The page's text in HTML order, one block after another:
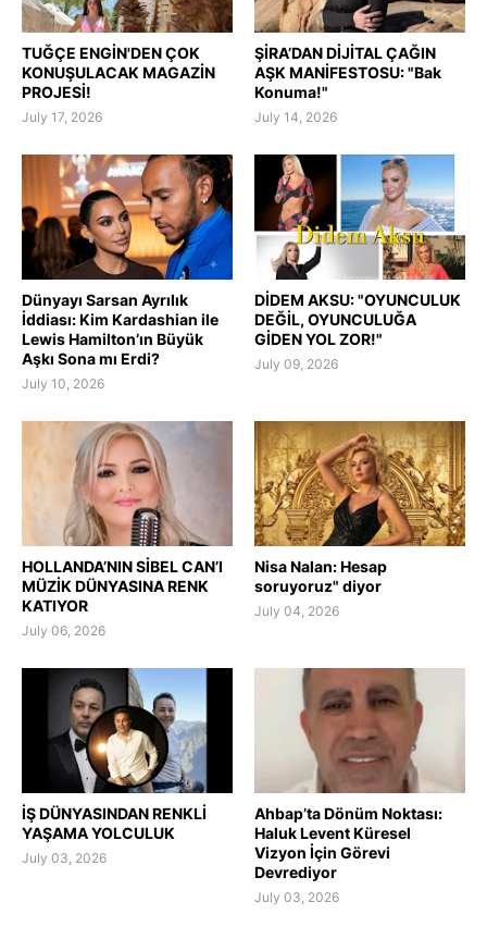
TUĞÇE ENGİN'DEN ÇOK
KONUŞULACAK MAGAZİN
PROJESİ!
July 17, 2026
ŞİRA’DAN DİJİTAL ÇAĞIN
AŞK MANİFESTOSU: "Bak
Konuma!"
July 14, 2026
Dünyayı Sarsan Ayrılık
İddiası: Kim Kardashian ile
Lewis Hamilton’ın Büyük
Aşkı Sona mı Erdi?
July 10, 2026
DİDEM AKSU: "OYUNCULUK
DEĞİL, OYUNCULUĞA
GİDEN YOL ZOR!"
July 09, 2026
HOLLANDA’NIN SİBEL CAN’I
MÜZİK DÜNYASINA RENK
KATIYOR
July 06, 2026
Nisa Nalan: Hesap
soruyoruz" diyor
July 04, 2026
İŞ DÜNYASINDAN RENKLİ
YAŞAMA YOLCULUK
July 03, 2026
Ahbap’ta Dönüm Noktası:
Haluk Levent Küresel
Vizyon İçin Görevi
Devrediyor
July 03, 2026